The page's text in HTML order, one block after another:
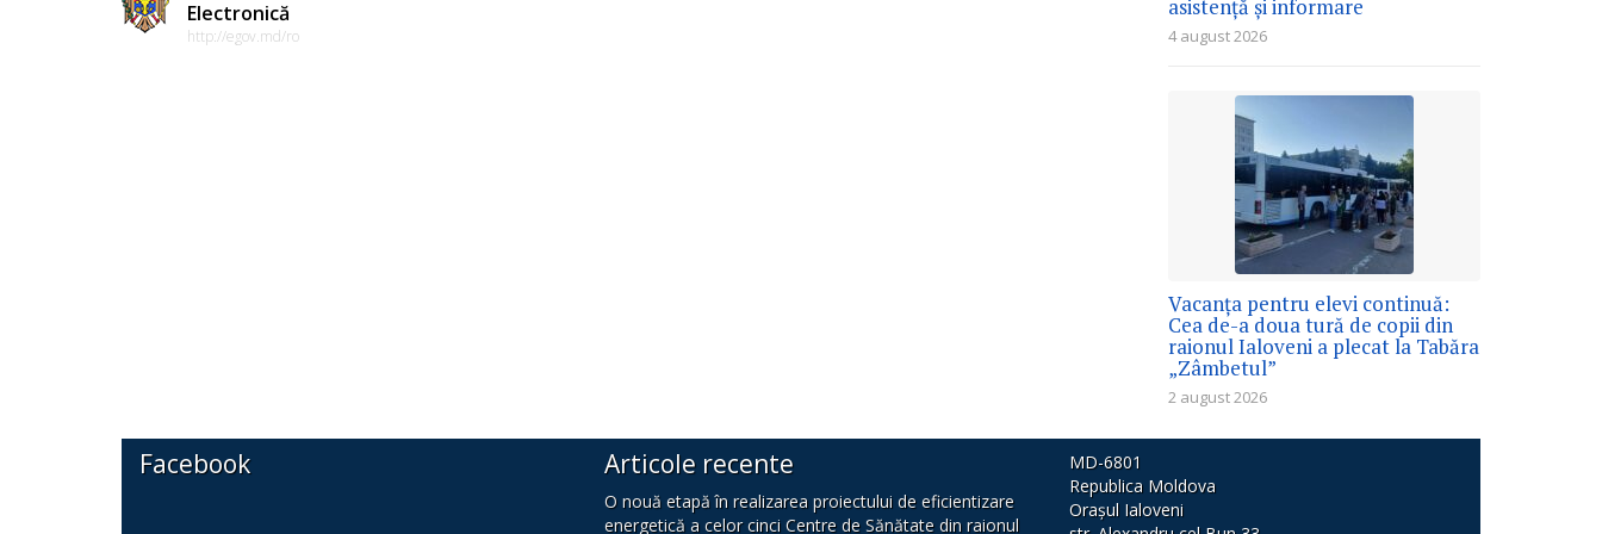
Electronică
http://egov.md/ro
asistență și informare
4 august 2026
Vacanța pentru elevi continuă:
Cea de-a doua tură de copii din
raionul Ialoveni a plecat la Tabăra
„Zâmbetul”
2 august 2026
Facebook Articole recente
O nouă etapă în realizarea proiectului de eficientizare
energetică a celor cinci Centre de Sănătate din raionul
MD-6801
Republica Moldova
Orașul Ialoveni